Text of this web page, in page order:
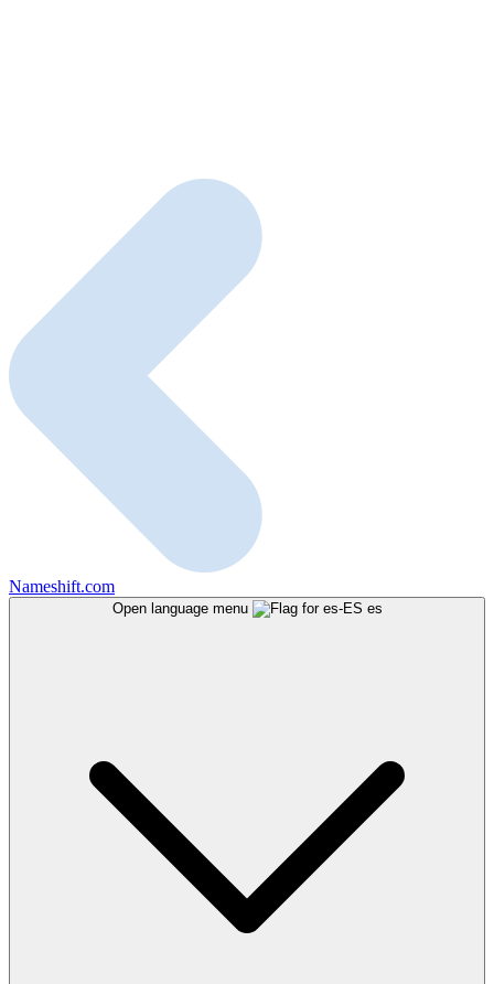
Nameshift.com
Open language menu es